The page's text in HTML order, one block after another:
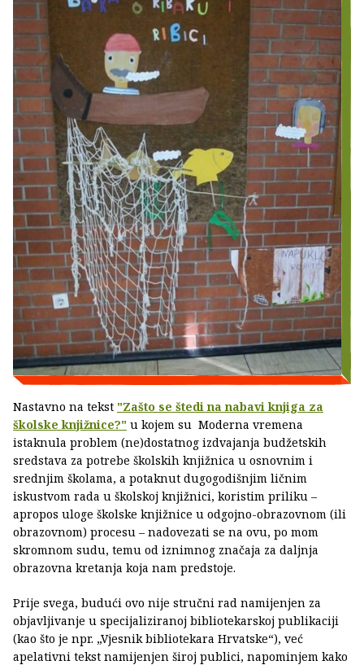
Nastavno na tekst "Zašto se štedi na nabavi knjiga za
školske knjižnice?" u kojem su Moderna vremena
istaknula problem (ne)dostatnog izdvajanja budžetskih
sredstava za potrebe školskih knjižnica u osnovnim i
srednjim školama, a potaknut dugogodišnjim ličnim
iskustvom rada u školskoj knjižnici, koristim priliku –
apropos uloge školske knjižnice u odgojno-obrazovnom (ili
obrazovnom) procesu – nadovezati se na ovu, po mom
skromnom sudu, temu od iznimnog značaja za daljnja
obrazovna kretanja koja nam predstoje.
Prije svega, budući ovo nije stručni rad namijenjen za
objavljivanje u specijaliziranoj bibliotekarskoj publikaciji
(kao što je npr. „Vjesnik bibliotekara Hrvatske“), već
apelativni tekst namijenjen široj publici, napominjem kako